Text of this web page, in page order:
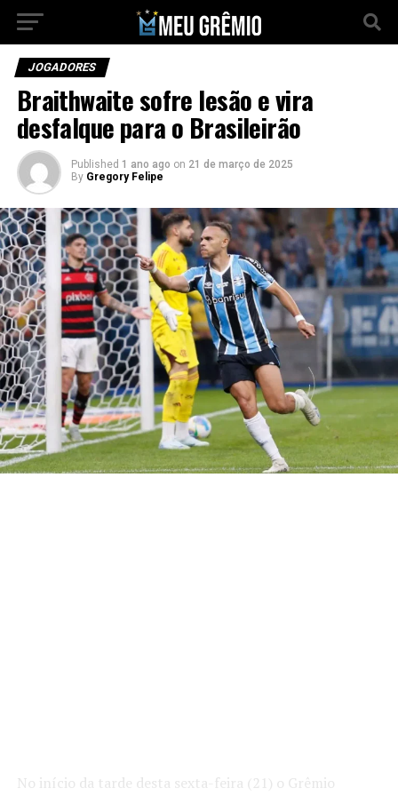
JOGADORES
Braithwaite sofre lesão e vira
desfalque para o Brasileirão
Published 1 ano ago on 21 de março de 2025
By Gregory Felipe
No início da tarde desta sexta-feira (21) o Grêmio